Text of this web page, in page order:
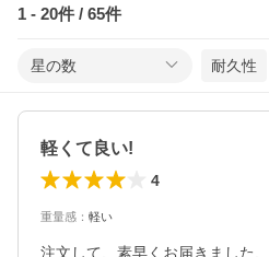
1 - 20件 / 65件
星の数 耐久性
軽くて良い!
4
重量感 ： 軽い
注文して、素早くお届きました